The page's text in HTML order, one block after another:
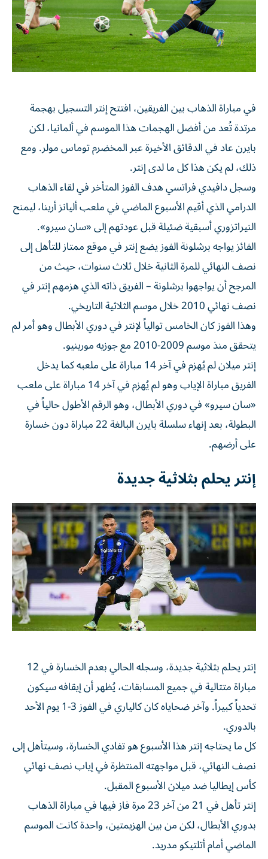
في مباراة الذهاب بين الفريقين، افتتح إنتر التسجيل بهجمة
مرتدة تُعد من أفضل الهجمات هذا الموسم في ألمانيا، لكن
بايرن عاد في الدقائق الأخيرة عبر المخضرم توماس مولر. ومع
ذلك، لم يكن هذا كل ما لدى إنتر.
وسجل دافيدي فراتسي هدف الفوز المتأخر في لقاء الذهاب
الدرامي الذي أقيم الأسبوع الماضي في ملعب أليانز أرينا، ليمنح
النيراتزوري أسبقية ضئيلة قبل عودتهم إلى «سان سيرو».
الفائز يواجه برشلونة الفوز يضع إنتر في موقع ممتاز للتأهل إلى
نصف النهائي للمرة الثانية خلال ثلاث سنوات، حيث من
المرجح أن يواجهوا برشلونة – الفريق ذاته الذي هزمهم إنتر في
نصف نهائي 2010 خلال موسم الثلاثية التاريخي.
وهذا الفوز كان الخامس توالياً لإنتر في دوري الأبطال وهو أمر لم
يتحقق منذ موسم 2009-2010 مع جوزيه مورينيو.
إنتر ميلان لم يُهزم في آخر 14 مباراة على ملعبه كما يدخل
الفريق مباراة الإياب وهو لم يُهزم في آخر 14 مباراة على ملعب
«سان سيرو» في دوري الأبطال، وهو الرقم الأطول حالياً في
البطولة، بعد إنهاء سلسلة بايرن البالغة 22 مباراة دون خسارة
على أرضهم.
إنتر يحلم بثلاثية جديدة
إنتر يحلم بثلاثية جديدة، وسجله الحالي بعدم الخسارة في 12
مباراة متتالية في جميع المسابقات، يُظهر أن إيقافه سيكون
تحدياً كبيراً. وآخر ضحاياه كان كالياري في الفوز 3-1 يوم الأحد
بالدوري.
كل ما يحتاجه إنتر هذا الأسبوع هو تفادي الخسارة، وسيتأهل إلى
نصف النهائي، قبل مواجهته المنتظرة في إياب نصف نهائي
كأس إيطاليا ضد ميلان الأسبوع المقبل.
إنتر تأهل في 21 من آخر 23 مرة فاز فيها في مباراة الذهاب
بدوري الأبطال، لكن من بين الهزيمتين، واحدة كانت الموسم
الماضي أمام أتلتيكو مدريد.